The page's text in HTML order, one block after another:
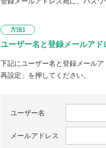
方法1
ユーザー名と登録メールアド
下記にユーザー名と登録メール
再設定」を押してください。
ユーザー名
メールアドレス